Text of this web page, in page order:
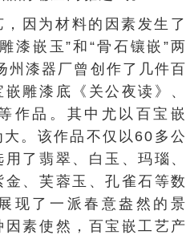
因为材料的因素发生了
漆嵌玉”和“骨石镶嵌”两
州漆器厂曾创作了几件百
雕漆底《关公夜读》、
作品。其中尤以百宝嵌
大。该作品不仅以60多公
了翡翠、白玉、玛瑙、
、芙蓉玉、孔雀石等数
现了一派春意盎然的景
素使然，百宝嵌工艺产